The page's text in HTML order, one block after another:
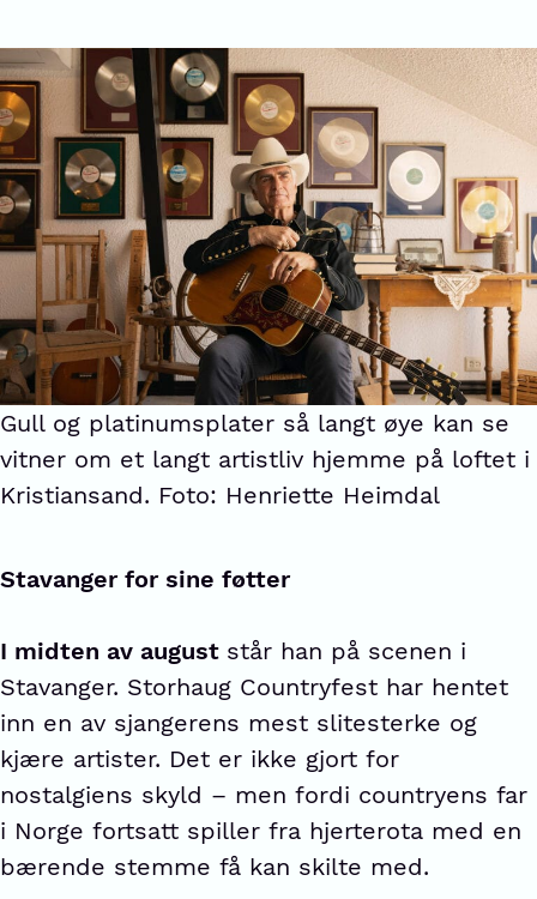
Gull og platinumsplater så langt øye kan se
vitner om et langt artistliv hjemme på loftet i
Kristiansand. Foto: Henriette Heimdal
Stavanger for sine føtter
I midten av august står han på scenen i
Stavanger. Storhaug Countryfest har hentet
inn en av sjangerens mest slitesterke og
kjære artister. Det er ikke gjort for
nostalgiens skyld – men fordi countryens far
i Norge fortsatt spiller fra hjerterota med en
bærende stemme få kan skilte med.